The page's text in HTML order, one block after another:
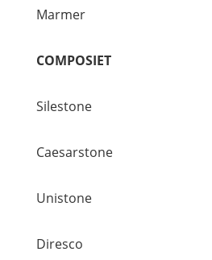
Marmer
COMPOSIET
Silestone
Caesarstone
Unistone
Diresco